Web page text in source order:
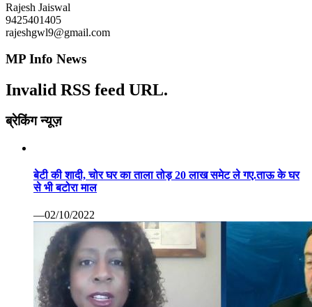
Rajesh Jaiswal
9425401405
rajeshgwl9@gmail.com
MP Info News
Invalid RSS feed URL.
ब्रेकिंग न्यूज़
बेटी की शादी, चोर घर का ताला तोड़ 20 लाख समेट ले गए.ताऊ के घर
से भी बटोरा माल
—02/10/2022